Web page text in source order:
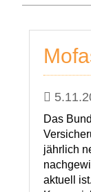
Das
jährlich
aktuell